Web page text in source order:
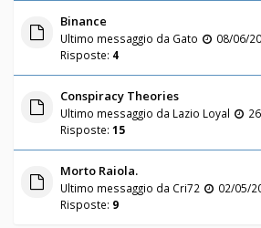
Binance
Ultimo messaggio da Gato
08/06/
Risposte: 4
Conspiracy Theories
Ultimo messaggio da Lazio Loyal
Risposte: 15
Morto Raiola.
Ultimo messaggio da Cri72
02/05/
Risposte: 9